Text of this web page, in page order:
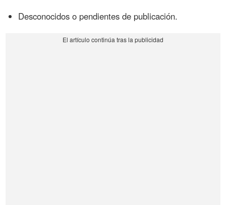
Desconocidos o pendientes de publicación.